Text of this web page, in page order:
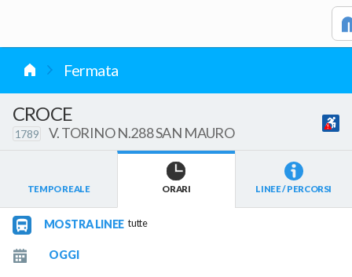
Fermata
CROCE
1789 V. TORINO N.288 SAN MAURO
TEMPO REALE ORARI LINEE / PERCORSI
MOSTRA LINEE tutte